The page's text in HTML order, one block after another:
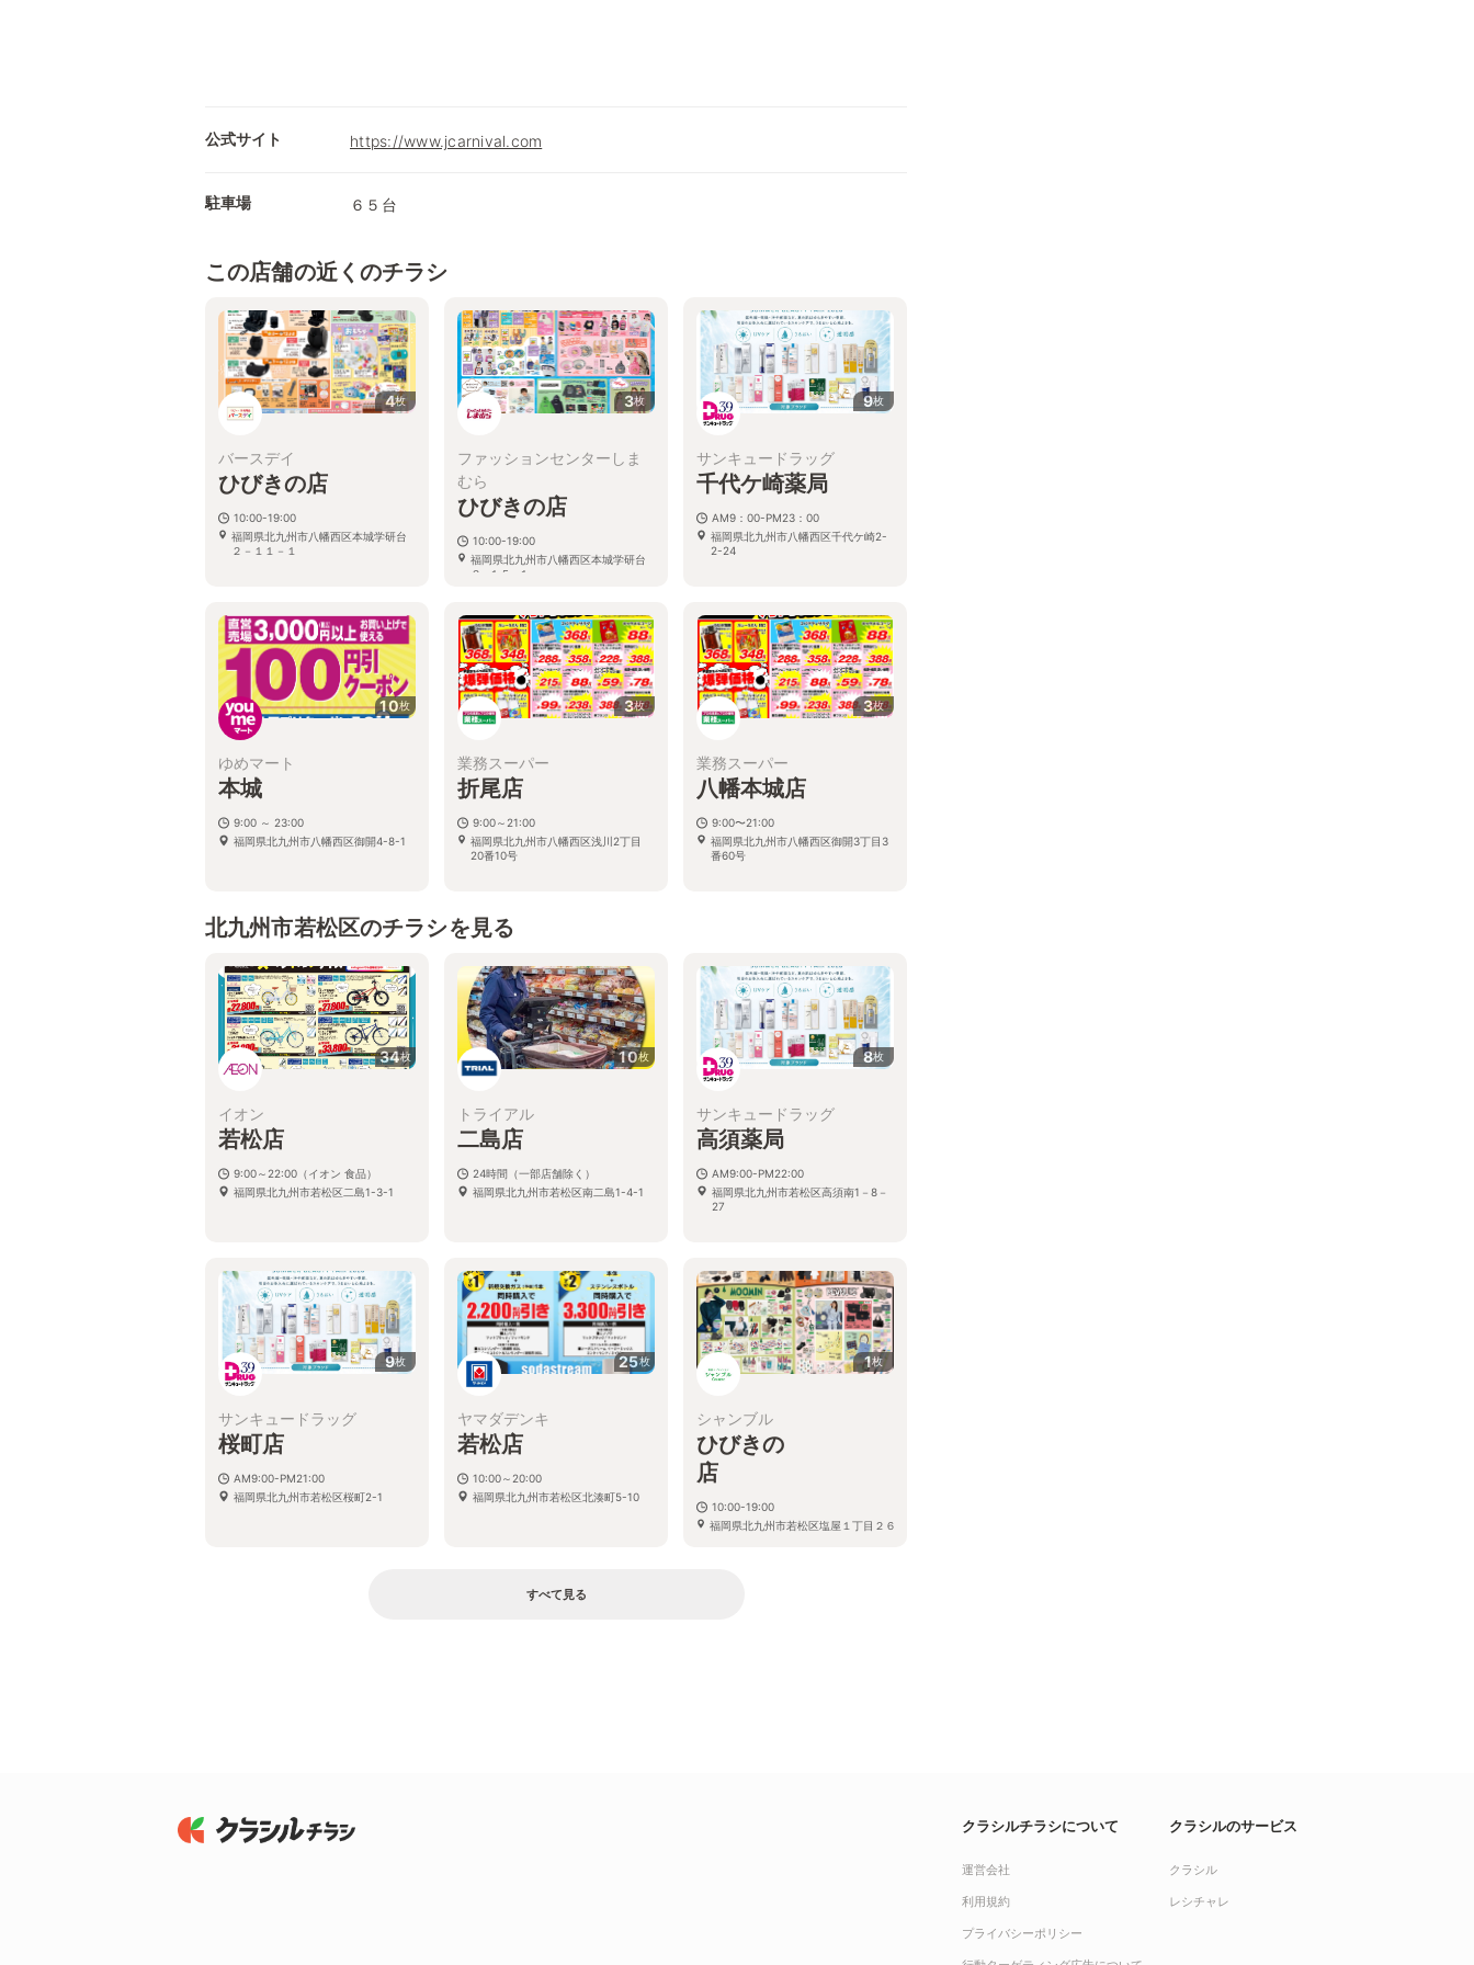
公式サイト https://www.jcarnival.com
駐車場 ６５台
この店舗の近くのチラシ
4枚
バースデイ
ひびきの店
10:00-19:00
福岡県北九州市八幡西区本城学研台
２－１１－１
3枚
ファッションセンターしま
むら
ひびきの店
10:00-19:00
福岡県北九州市八幡西区本城学研台
２−１５−１
9枚
サンキュードラッグ
千代ケ崎薬局
AM9：00-PM23：00
福岡県北九州市八幡西区千代ケ崎2-
2-24
10枚
ゆめマート
本城
9:00 ～ 23:00
福岡県北九州市八幡西区御開4-8-1
3枚
業務スーパー
折尾店
9:00～21:00
福岡県北九州市八幡西区浅川2丁目
20番10号
3枚
業務スーパー
八幡本城店
9:00〜21:00
福岡県北九州市八幡西区御開3丁目3
番60号
北九州市若松区のチラシを見る
34枚
イオン
若松店
9:00～22:00（イオン 食品）
福岡県北九州市若松区二島1-3-1
10枚
トライアル
二島店
24時間（一部店舗除く）
福岡県北九州市若松区南二島1-4-1
8枚
サンキュードラッグ
高須薬局
AM9:00-PM22:00
福岡県北九州市若松区高須南1－8－
27
9枚
サンキュードラッグ
桜町店
AM9:00-PM21:00
福岡県北九州市若松区桜町2-1
25枚
ヤマダデンキ
若松店
10:00～20:00
福岡県北九州市若松区北湊町5-10
1枚
シャンブル
ひびきの
店
10:00-19:00
福岡県北九州市若松区塩屋１丁目２６－１
すべて見る
クラシルチラシについて
運営会社
利用規約
プライバシーポリシー
クラシルのサービス
クラシル
レシチャレ